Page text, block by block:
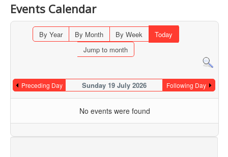
Events Calendar
By Year By Month By Week
Today
Jump to month
Preceding Day Sunday 19 July 2026 Following Day
No events were found